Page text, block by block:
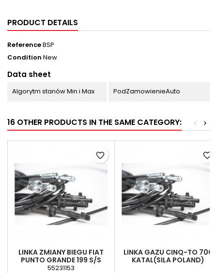
PRODUCT DETAILS
ReferenceBSP
Condition New
Data sheet
Algorytm stanów Min i Max PodZamowienieAuto
16 OTHER PRODUCTS IN THE SAME CATEGORY: >
<
LINKA ZMIANY BIEGU FIAT
PUNTO GRANDE 199 S/S
(55231153),L-1130 MM
55231153
favorite_border
LINKA GAZU CINQ-TO 700
KATAL(SILA POLAND)
favorite_border